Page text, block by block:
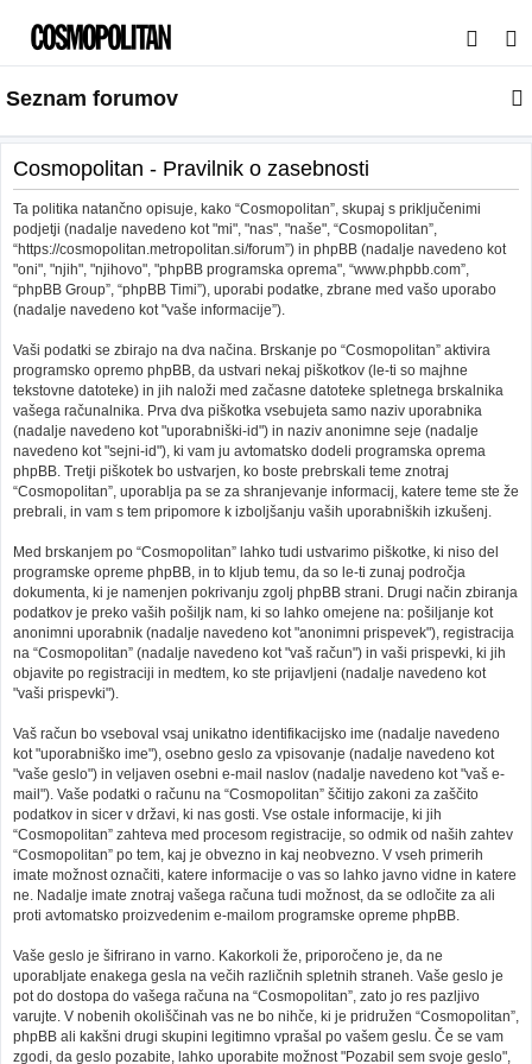
s
a
j
Seznam forumov
Cosmopolitan - Pravilnik o zasebnosti
Ta politika natančno opisuje, kako “Cosmopolitan”, skupaj s priključenimi
podjetji (nadalje navedeno kot "mi", "nas", "naše", “Cosmopolitan”,
“https://cosmopolitan.metropolitan.si/forum”) in phpBB (nadalje navedeno kot
"oni", "njih", "njihovo", "phpBB programska oprema", “www.phpbb.com”,
“phpBB Group”, “phpBB Timi”), uporabi podatke, zbrane med vašo uporabo
(nadalje navedeno kot "vaše informacije”).
Vaši podatki se zbirajo na dva načina. Brskanje po “Cosmopolitan” aktivira
programsko opremo phpBB, da ustvari nekaj piškotkov (le-ti so majhne
tekstovne datoteke) in jih naloži med začasne datoteke spletnega brskalnika
vašega računalnika. Prva dva piškotka vsebujeta samo naziv uporabnika
(nadalje navedeno kot "uporabniški-id") in naziv anonimne seje (nadalje
navedeno kot "sejni-id"), ki vam ju avtomatsko dodeli programska oprema
phpBB. Tretji piškotek bo ustvarjen, ko boste prebrskali teme znotraj
“Cosmopolitan”, uporablja pa se za shranjevanje informacij, katere teme ste že
prebrali, in vam s tem pripomore k izboljšanju vaših uporabniških izkušenj.
Med brskanjem po “Cosmopolitan” lahko tudi ustvarimo piškotke, ki niso del
programske opreme phpBB, in to kljub temu, da so le-ti zunaj področja
dokumenta, ki je namenjen pokrivanju zgolj phpBB strani. Drugi način zbiranja
podatkov je preko vaših pošiljk nam, ki so lahko omejene na: pošiljanje kot
anonimni uporabnik (nadalje navedeno kot "anonimni prispevek"), registracija
na “Cosmopolitan” (nadalje navedeno kot "vaš račun") in vaši prispevki, ki jih
objavite po registraciji in medtem, ko ste prijavljeni (nadalje navedeno kot
"vaši prispevki").
Vaš račun bo vseboval vsaj unikatno identifikacijsko ime (nadalje navedeno
kot "uporabniško ime"), osebno geslo za vpisovanje (nadalje navedeno kot
"vaše geslo") in veljaven osebni e-mail naslov (nadalje navedeno kot "vaš e-
mail"). Vaše podatki o računu na “Cosmopolitan” ščitijo zakoni za zaščito
podatkov in sicer v državi, ki nas gosti. Vse ostale informacije, ki jih
“Cosmopolitan” zahteva med procesom registracije, so odmik od naših zahtev
“Cosmopolitan” po tem, kaj je obvezno in kaj neobvezno. V vseh primerih
imate možnost označiti, katere informacije o vas so lahko javno vidne in katere
ne. Nadalje imate znotraj vašega računa tudi možnost, da se odločite za ali
proti avtomatsko proizvedenim e-mailom programske opreme phpBB.
Vaše geslo je šifrirano in varno. Kakorkoli že, priporočeno je, da ne
uporabljate enakega gesla na večih različnih spletnih straneh. Vaše geslo je
pot do dostopa do vašega računa na “Cosmopolitan”, zato jo res pazljivo
varujte. V nobenih okoliščinah vas ne bo nihče, ki je pridružen “Cosmopolitan”,
phpBB ali kakšni drugi skupini legitimno vprašal po vašem geslu. Če se vam
zgodi, da geslo pozabite, lahko uporabite možnost "Pozabil sem svoje geslo",